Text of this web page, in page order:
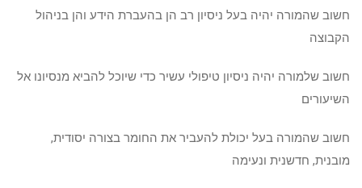
חשוב שהמורה יהיה בעל ניסיון רב הן בהעברת הידע והן בניהול
הקבוצה
חשוב שלמורה יהיה ניסיון טיפולי עשיר כדי שיוכל להביא מנסיונו אל
השיעורים
חשוב שהמורה בעל יכולת להעביר את החומר בצורה יסודית,
מובנית, חדשנית ונעימה